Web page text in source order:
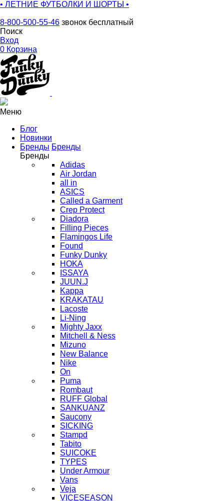
• ЛЕТНИЕ ФУТБОЛКИ И ШОРТЫ •
8-800-500-55-46 звонок бесплатный
Поиск
Вход
0 Корзина
Меню
Блог
Новинки
Бренды Бренды
Бренды
Adidas
Air Jordan
all in
ASICS
Called a Garment
Crep Protect
Diadora
Filling Pieces
Flamingos Life
Found
Funky Dunky
HOKA
ISSAYA
JUUN.J
Kappa
KRAKATAU
Lacoste
Li-Ning
Mighty Jaxx
Mitchell & Ness
Mizuno
New Balance
Nike
On
Puma
Rombaut
RUFF Global
SANKUANZ
Saucony
SICKING
Stampd
Tabito
SUICOKE
TYPES
Under Armour
Vans
Veja
VICESEASON